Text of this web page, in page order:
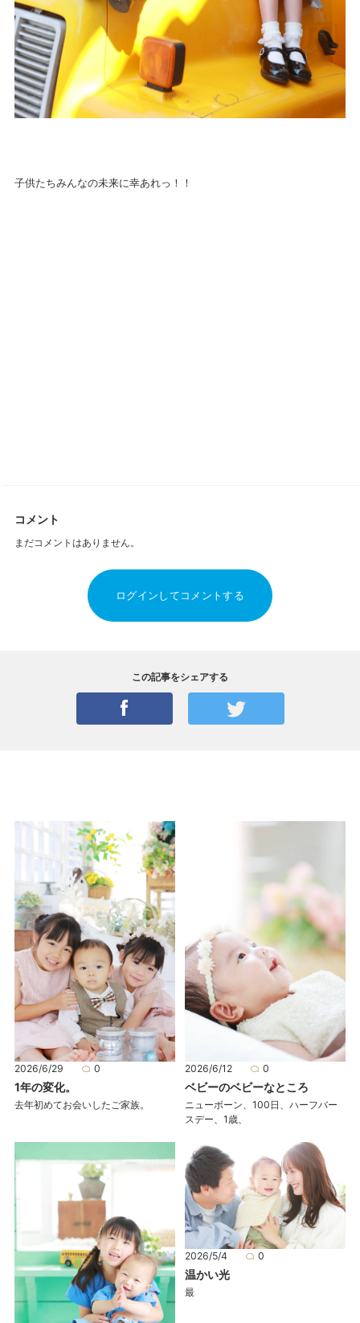
子供たちみんなの未来に幸あれっ！！
コメント
まだコメントはありません。
ログインしてコメントする
この記事をシェアする
2026/6/29 0
1年の変化。
去年初めてお会いしたご家族。
2026/6/12 0
ベビーのベビーなところ
ニューボーン、100日、ハーフバー
スデー、1歳、
2026/5/4 0
温かい光
最